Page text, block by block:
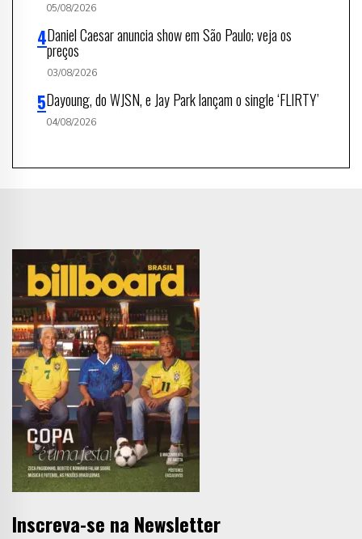
05/08/2026
Daniel Caesar anuncia show em São Paulo; veja os
preços
03/08/2026
Dayoung, do WJSN, e Jay Park lançam o single ‘FLIRTY’
04/08/2026
Inscreva-se na Newsletter